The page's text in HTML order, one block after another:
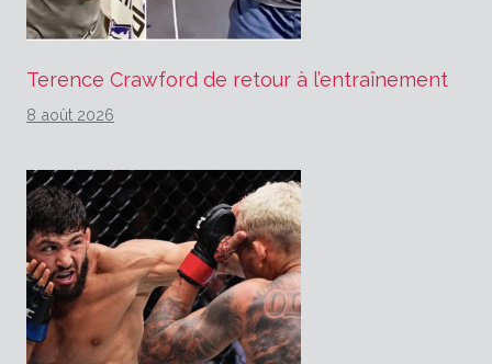
Terence Crawford de retour à l’entraînement
8 août 2026